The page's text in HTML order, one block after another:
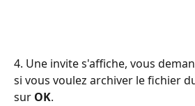
4. Une invite s'affiche, vous
si vous voulez archiver le fichier
sur OK.